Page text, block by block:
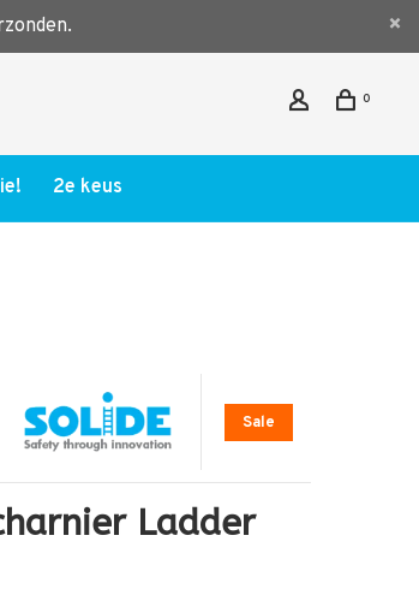
0
2e keus
Sale
Ladder